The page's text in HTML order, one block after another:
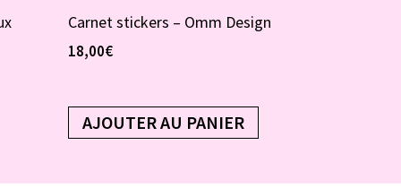
Carnet stickers – Omm Design
18,00€
AJOUTER AU PANIER